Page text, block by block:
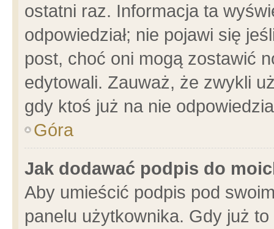
ostatni raz. Informacja ta
odpowiedział; nie pojawi się
post, choć oni mogą zostawić
edytowali. Zauważ, że zwykli
gdy ktoś już na nie
Góra
Jak dodawać podpis do
Aby umieścić podpis pod
panelu użytkownika. Gdy już